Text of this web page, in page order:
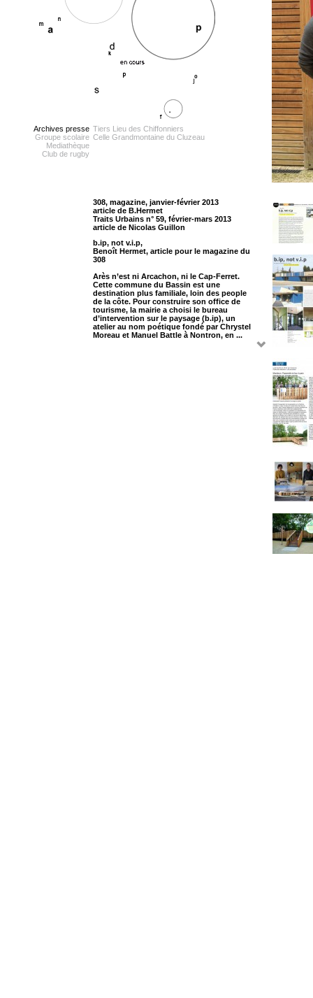
Archives presse
Groupe scolaire
Mediathèque
Club de rugby
Tiers Lieu des Chiffonniers
Celle Grandmontaine du Cluzeau
308, magazine, janvier-février 2013
article de B.Hermet
Traits Urbains n° 59, février-mars 2013
article de Nicolas Guillon
b.ip, not v.i.p,
Benoît Hermet, article pour le magazine du
308
Arès n’est ni Arcachon, ni le Cap-Ferret.
Cette commune du Bassin est une
destination plus familiale, loin des people
de la côte. Pour construire son office de
tourisme, la mairie a choisi le bureau
d’intervention sur le paysage (b.ip), un
atelier au nom poétique fondé par Chrystel
Moreau et Manuel Battle à Nontron, en ...